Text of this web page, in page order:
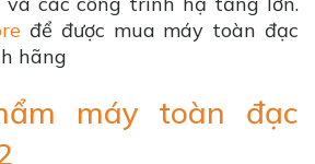
để được mua máy toàn đạc
hãng
máy toàn đạc